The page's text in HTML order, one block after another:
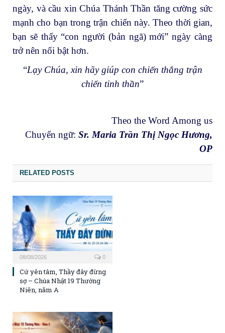
ngày, và cầu xin Chúa Thánh Thần tăng cường sức
mạnh cho bạn trong trận chiến này. Theo thời gian,
bạn sẽ thấy “con người (bản ngã) mới” ngày càng
trở nên nổi bật hơn.
“Lạy Chúa, xin hãy giúp con chiến thắng trận
chiến tinh thần”
Theo the Word Among us
Chuyển ngữ: Sr. Maria Trần Thị Ngọc Hương,
OP
RELATED POSTS
08/08/2026 0
Cứ yên tâm, Thầy đây đừng
sợ – Chúa Nhật 19 Thường
Niên, năm A